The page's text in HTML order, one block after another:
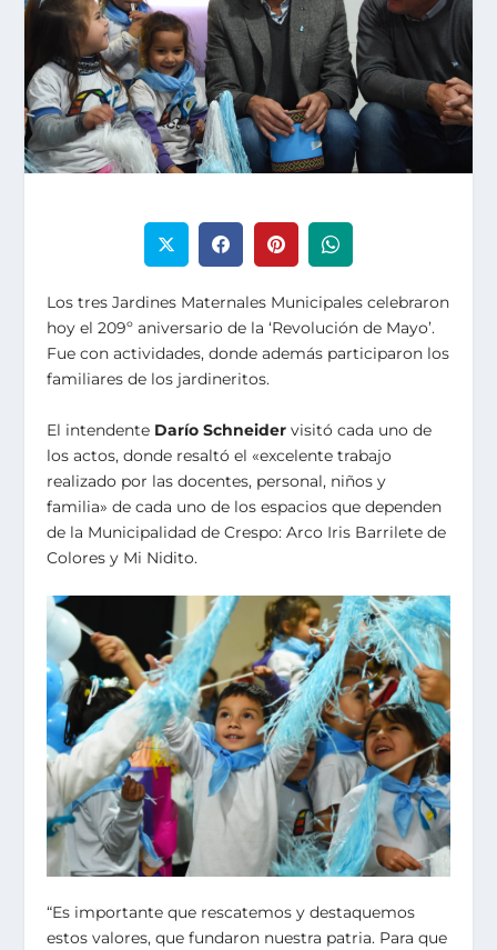
Los tres Jardines Maternales Municipales celebraron
hoy el 209º aniversario de la ‘Revolución de Mayo’.
Fue con actividades, donde además participaron los
familiares de los jardineritos.
El intendente Darío Schneider visitó cada uno de
los actos, donde resaltó el «excelente trabajo
realizado por las docentes, personal, niños y
familia» de cada uno de los espacios que dependen
de la Municipalidad de Crespo: Arco Iris Barrilete de
Colores y Mi Nidito.
“Es importante que rescatemos y destaquemos
estos valores, que fundaron nuestra patria. Para que